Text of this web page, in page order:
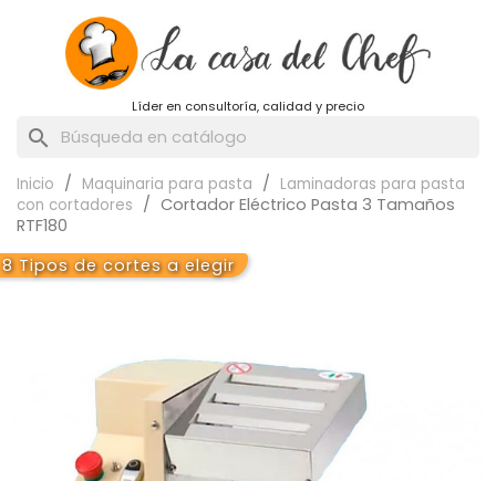
Líder en consultoría, calidad y precio
search
Inicio Maquinaria para pasta
Laminadoras para pasta
con cortadores
Cortador Eléctrico Pasta 3 Tamaños
RTF180
8 Tipos de cortes a elegir